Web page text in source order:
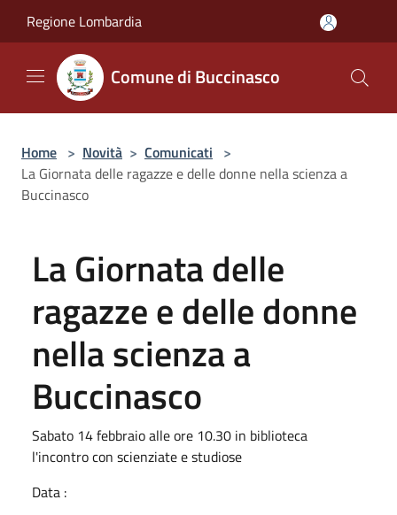
Regione Lombardia
Comune di Buccinasco
Home > Novità > Comunicati >
La Giornata delle ragazze e delle donne nella scienza a
Buccinasco
La Giornata delle
ragazze e delle donne
nella scienza a
Buccinasco
Sabato 14 febbraio alle ore 10.30 in biblioteca
l'incontro con scienziate e studiose
Data :